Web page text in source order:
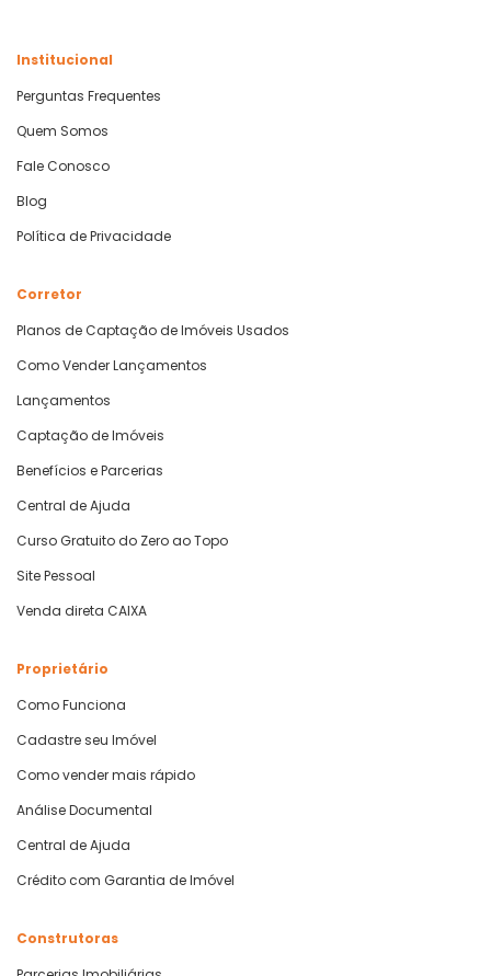
Institucional
Perguntas Frequentes
Quem Somos
Fale Conosco
Blog
Política de Privacidade
Corretor
Planos de Captação de Imóveis Usados
Como Vender Lançamentos
Lançamentos
Captação de Imóveis
Benefícios e Parcerias
Central de Ajuda
Curso Gratuito do Zero ao Topo
Site Pessoal
Venda direta CAIXA
Proprietário
Como Funciona
Cadastre seu Imóvel
Como vender mais rápido
Análise Documental
Central de Ajuda
Crédito com Garantia de Imóvel
Construtoras